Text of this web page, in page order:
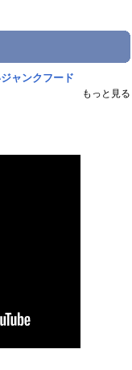
ャンクフード
もっと見る